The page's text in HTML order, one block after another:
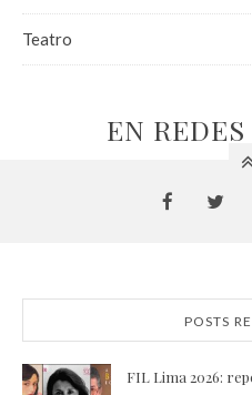
Teatro
EN
POSTS
FIL Lima 2026: